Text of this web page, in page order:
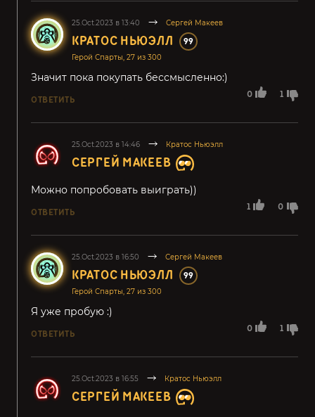
25.Oct.2023 в 13:40 Сергей Макеев
КРАТОС НЬЮЭЛЛ 99
Герой Спарты, 27 из 300
0 1
Значит пока покупать бессмысленно:)
ОТВЕТИТЬ
25.Oct.2023 в 14:46 Кратос Ньюэлл
СЕРГЕЙ МАКЕЕВ
1 0
Можно попробовать выиграть))
ОТВЕТИТЬ
25.Oct.2023 в 16:50 Сергей Макеев
КРАТОС НЬЮЭЛЛ 99
Герой Спарты, 27 из 300
0 1
Я уже пробую :)
ОТВЕТИТЬ
25.Oct.2023 в 16:55 Кратос Ньюэлл
СЕРГЕЙ МАКЕЕВ